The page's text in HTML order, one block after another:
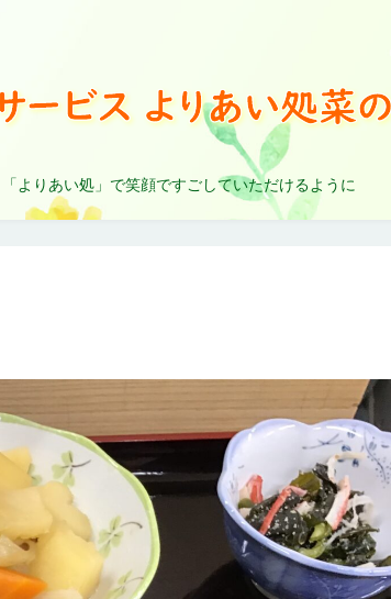
「よりあい処」で笑顔ですごしていただけるように